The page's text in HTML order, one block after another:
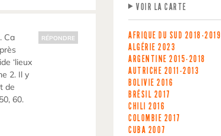
Ca
‘lieux
2. Il y
de
60.
RÉPONDRE
VOIR LA CARTE
AFRIQUE DU SUD 2018-2019
ALGÉRIE 2023
ARGENTINE 2015-2018
AUTRICHE 2011-2013
BOLIVIE 2016
BRÉSIL 2017
CHILI 2016
COLOMBIE 2017
CUBA 2007